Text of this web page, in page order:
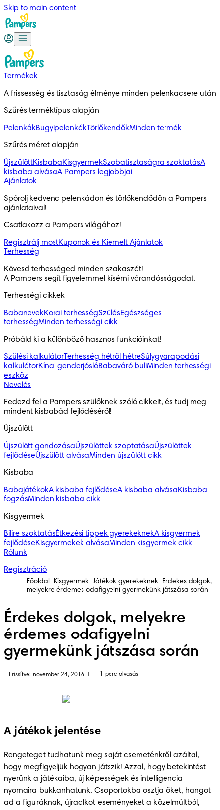
Skip to main content
Termékek
A frissesség és tisztaság élménye minden pelenkacsere után
Szűrés terméktípus alapján
PelenkákBugyipelenkákTörlőkendőkMinden termék
Szűrés méret alapján
ÚjszülöttKisbabaKisgyermekSzobatisztaságra szoktatásA
kisbaba alvásaA Pampers legjobbjai
Ajánlatok
Spórolj kedvenc pelenkádon és törlőkendődön a Pampers
ajánlataival!
Csatlakozz a Pampers világához!
Regisztrálj mostKuponok és Kiemelt Ajánlatok
Terhesség
Kövesd terhességed minden szakaszát!
A Pampers segít figyelemmel kísérni várandósságodat.
Terhességi cikkek
BabanevekKorai terhességSzülésEgészséges
terhességMinden terhességi cikk
Próbáld ki a különböző hasznos funkcióinkat!
Szülési kalkulátorTerhesség hétről hétreSúlygyarapodási
kalkulátorKínai genderjóslóBabaváró buliMinden terhességi
eszköz
Nevelés
Fedezd fel a Pampers szülőknek szóló cikkeit, és tudj meg
mindent kisbabád fejlődéséről!
Újszülött
Újszülött gondozásaÚjszülöttek szoptatásaÚjszülöttek
fejlődéseÚjszülött alvásaMinden újszülött cikk
Kisbaba
BabajátékokA kisbaba fejlődéseA kisbaba alvásaKisbaba
fogzásMinden kisbaba cikk
Kisgyermek
Bilire szoktatásÉtkezési tippek gyerekeknekA kisgyermek
fejlődéseKisgyermekek alvásaMinden kisgyermek cikk
Rólunk
Regisztráció
Főoldal Kisgyermek Játékok gyerekeknek
Érdekes dolgok,
melyekre érdemes odafigyelni gyermekünk játszása során
Érdekes dolgok, melyekre
érdemes odafigyelni
gyermekünk játszása során
Frissítve: november 24, 2016 1 perc olvasás
A játékok jelentése
Rengeteget tudhatunk meg saját csemeténkről azáltal,
hogy megfigyeljük hogyan játszik! Azzal, hogy betekintést
nyerünk a játékaiba, új képességek és intelligencia
nyomaira bukkanhatunk. Csoportokba osztja őket, hangot
ad a figuráknak, újraalkot eseményeket a közelmúltból,